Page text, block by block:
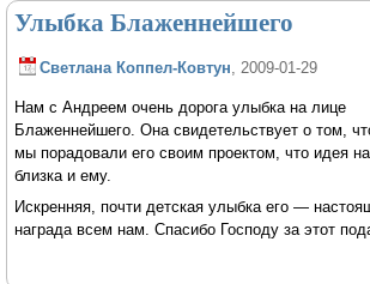
Улыбка Блаженнейшего
Светлана Коппел-Ковтун , 2009-01-29
Нам с Андреем очень дорога улыбка на лице
Блаженнейшего. Она свидетельствует о том,
мы порадовали его своим проектом, что идея
близка и ему.
Искренняя, почти детская улыбка его —
награда всем нам. Спасибо Господу за этот